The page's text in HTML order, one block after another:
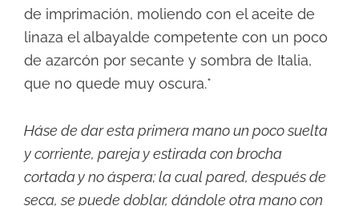
de imprimación, moliendo con el aceite de
linaza el albayalde competente con un poco
de azarcón por secante y sombra de Italia,
que no quede muy oscura.*
Háse de dar esta primera mano un poco suelta
y corriente, pareja y estirada con brocha
cortada y no áspera; la cual pared, después de
seca, se puede doblar, dándole otra mano con